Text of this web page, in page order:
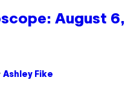
August 6,
Ashley Fike